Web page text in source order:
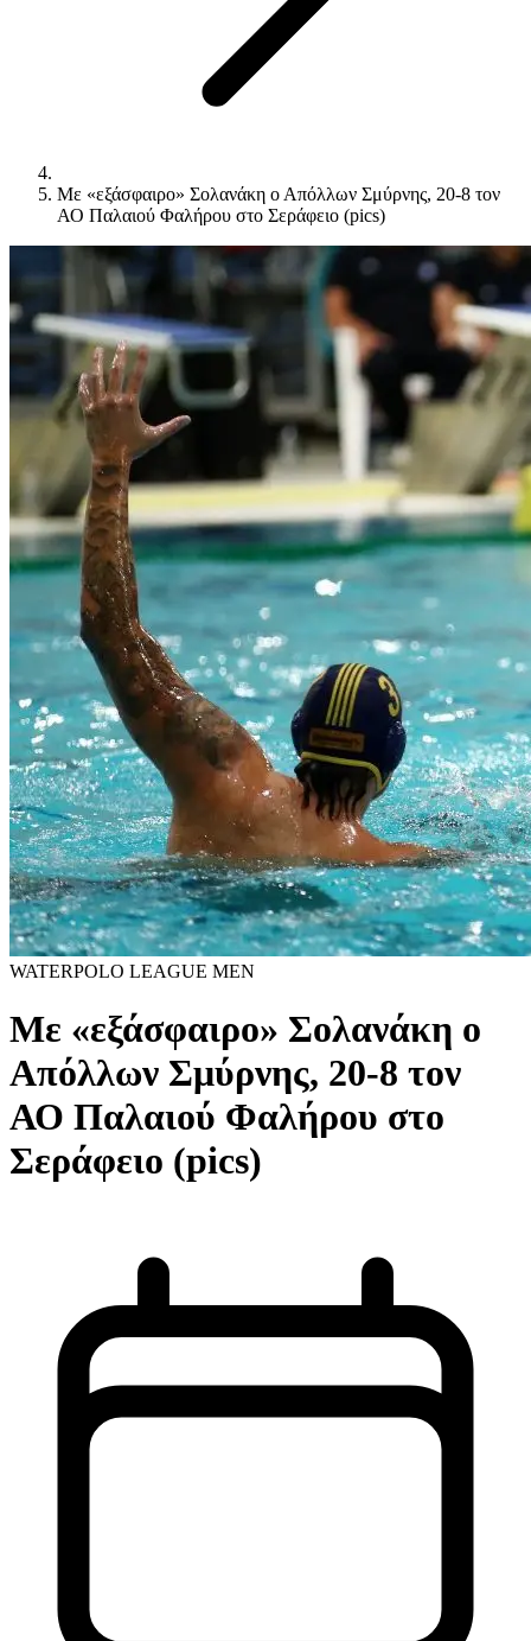
Με «εξάσφαιρο» Σολανάκη ο Απόλλων Σμύρνης, 20-8 τον
ΑΟ Παλαιού Φαλήρου στο Σεράφειο (pics)
WATERPOLO LEAGUE MEN
Με «εξάσφαιρο» Σολανάκη ο
Απόλλων Σμύρνης, 20-8 τον
ΑΟ Παλαιού Φαλήρου στο
Σεράφειο (pics)